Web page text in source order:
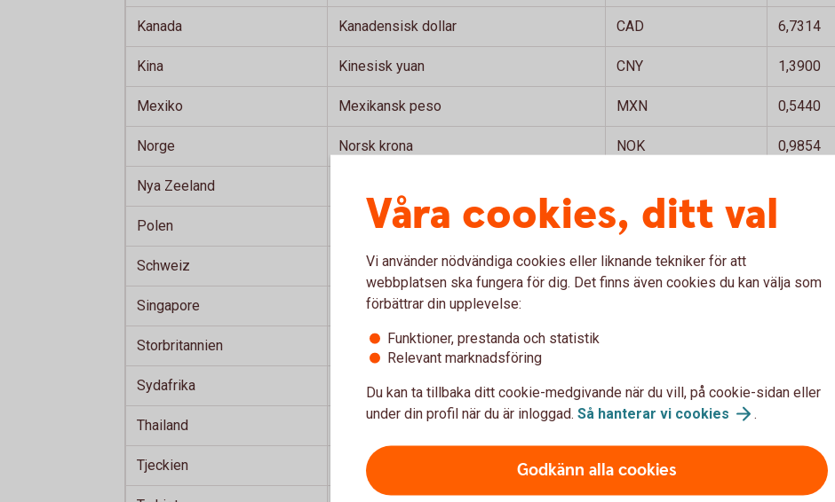
Kanada Kanadensisk dollar CAD 6,7314
Kina Kinesisk yuan CNY 1,3900
Mexiko Mexikansk peso MXN 0,5440
Norge Norsk krona NOK 0,9854
Nya Zeeland
Polen Polsk zloty PLN
Schweiz Schweizisk franc CHF
Singapore Singaporiansk dollar
Storbritannien Brittiskt pund
Sydafrika Sydafrikansk rand ZAR 0,5798
Thailand Thailänsk bath
Tjeckien Tjeckisk krona CZK
Våra cookies, ditt val
Vi använder nödvändiga cookies eller liknande tekniker för att
webbplatsen ska fungera för dig. Det finns även cookies du kan välja som
förbättrar din upplevelse:
Funktioner, prestanda och statistik
Relevant marknadsföring
Du kan ta tillbaka ditt cookie-medgivande när du vill, på cookie-sidan eller
under din profil när du är inloggad. Så hanterar vi cookies .
Godkänn alla cookies